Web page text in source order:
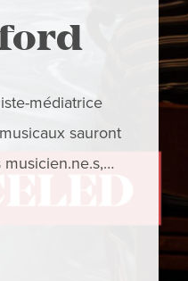
médiatrice
sauront